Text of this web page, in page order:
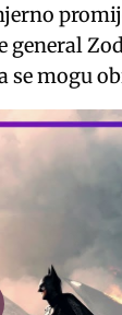
general
se mogu